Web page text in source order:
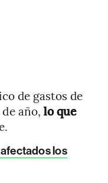
de gastos de
año, lo que
los